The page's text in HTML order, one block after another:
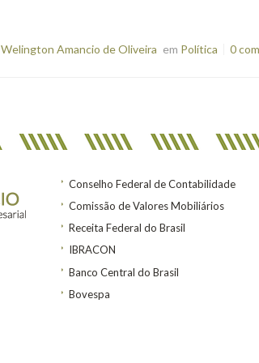
Welington Amancio de Oliveira em Política 0
Conselho Federal de Contabilidade
Comissão de Valores Mobiliários
Receita Federal do Brasil
IBRACON
Banco Central do Brasil
Bovespa